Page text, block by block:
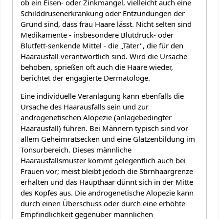
ob ein Eisen- oder Zinkmangel, vielleicht auch eine
Schilddrüsenerkrankung oder Entzündungen der
Grund sind, dass frau Haare lässt. Nicht selten sind
Medikamente - insbesondere Blutdruck- oder
Blutfett-senkende Mittel - die „Täter", die für den
Haarausfall verantwortlich sind. Wird die Ursache
behoben, sprießen oft auch die Haare wieder,
berichtet der engagierte Dermatologe.
Eine individuelle Veranlagung kann ebenfalls die
Ursache des Haarausfalls sein und zur
androgenetischen Alopezie (anlagebedingter
Haarausfall) führen. Bei Männern typisch sind vor
allem Geheimratsecken und eine Glatzenbildung im
Tonsurbereich. Dieses männliche
Haarausfallsmuster kommt gelegentlich auch bei
Frauen vor; meist bleibt jedoch die Stirnhaargrenze
erhalten und das Haupthaar dünnt sich in der Mitte
des Kopfes aus. Die androgenetische Alopezie kann
durch einen Überschuss oder durch eine erhöhte
Empfindlichkeit gegenüber männlichen